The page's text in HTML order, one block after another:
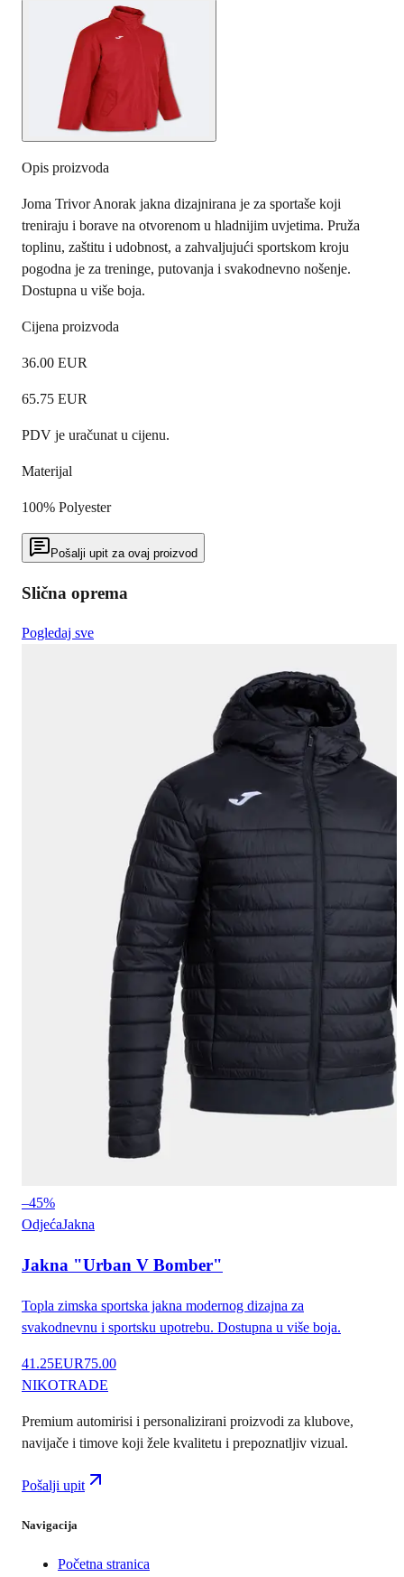
Opis proizvoda
Joma Trivor Anorak jakna dizajnirana je za sportaše koji
treniraju i borave na otvorenom u hladnijim uvjetima. Pruža
toplinu, zaštitu i udobnost, a zahvaljujući sportskom kroju
pogodna je za treninge, putovanja i svakodnevno nošenje.
Dostupna u više boja.
Cijena proizvoda
36.00 EUR
65.75 EUR
PDV je uračunat u cijenu.
Materijal
100% Polyester
Pošalji upit za ovaj proizvod
Slična oprema
Pogledaj sve
–45%
OdjećaJakna
Jakna "Urban V Bomber"
Topla zimska sportska jakna modernog dizajna za
svakodnevnu i sportsku upotrebu. Dostupna u više boja.
41.25EUR75.00
NIKOTRADE
Premium automirisi i personalizirani proizvodi za klubove,
navijače i timove koji žele kvalitetu i prepoznatljiv vizual.
Pošalji upit
Navigacija
Početna stranica